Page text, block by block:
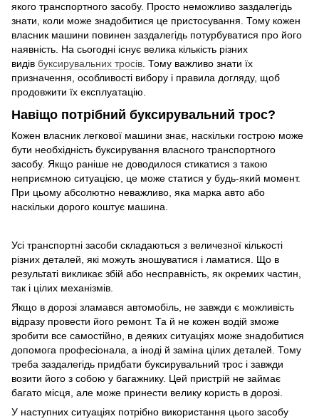
якого транспортного засобу. Просто неможливо заздалегідь
знати, коли може знадобитися це пристосування. Тому кожен
власник машини повинен заздалегідь потурбуватися про його
наявність. На сьогодні існує велика кількість різних
видів буксирувальних тросів. Тому важливо знати їх
призначення, особливості вибору і правила догляду, щоб
продовжити їх експлуатацію.
Навіщо потрібний буксирувальний трос?
Кожен власник легкової машини знає, наскільки гострою може
бути необхідність буксирування власного транспортного
засобу. Якщо раніше не доводилося стикатися з такою
неприємною ситуацією, це може статися у будь-який момент.
При цьому абсолютно неважливо, яка марка авто або
наскільки дорого коштує машина.
Усі транспортні засоби складаються з величезної кількості
різних деталей, які можуть зношуватися і ламатися. Що в
результаті викликає збій або несправність, як окремих частин,
так і цілих механізмів.
Якщо в дорозі зламався автомобіль, не завжди є можливість
відразу провести його ремонт. Та й не кожен водій зможе
зробити все самостійно, в деяких ситуаціях може знадобитися
допомога професіонала, а іноді й заміна цілих деталей. Тому
треба заздалегідь придбати буксирувальний трос і завжди
возити його з собою у багажнику. Цей пристрій не займає
багато місця, але може принести велику користь в дорозі.
У наступних ситуаціях потрібно використання цього засобу